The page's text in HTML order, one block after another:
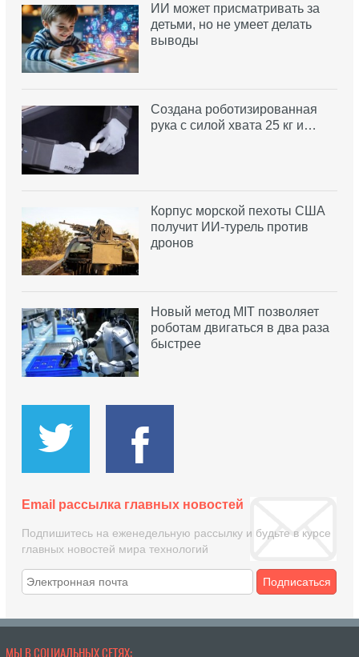
ИИ может присматривать за
детьми, но не умеет делать
выводы
Создана роботизированная
рука с силой хвата 25 кг и…
Корпус морской пехоты США
получит ИИ-турель против
дронов
Новый метод MIT позволяет
роботам двигаться в два раза
быстрее
Email рассылка главных новостей
Подпишитесь на еженедельную рассылку и будьте в курсе
главных новостей мира технологий
Подписаться
МЫ В СОЦИАЛЬНЫХ СЕТЯХ: